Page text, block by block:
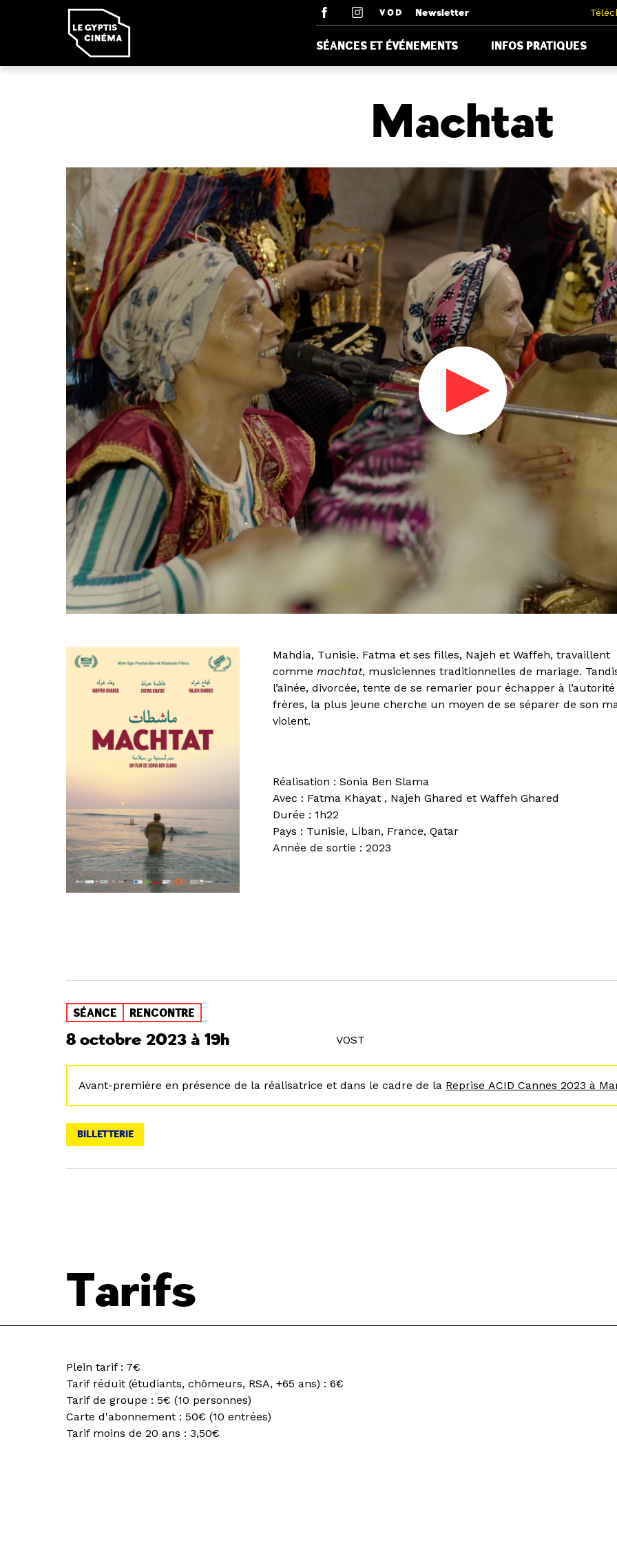
Newsletter
SÉANCES ET ÉVÉNEMENTS INFOS PRATIQUES
Machtat
Mahdia, Tunisie. Fatma et ses filles, Najeh et Waffeh, travaillent
comme machtat, musiciennes traditionnelles de mariage.
l’ainée, divorcée, tente de se remarier pour échapper à l’autorité
frères, la plus jeune cherche un moyen de se séparer de son
violent.
Réalisation : Sonia Ben Slama
Avec : Fatma Khayat , Najeh Ghared et Waffeh Ghared
Durée : 1h22
Pays : Tunisie, Liban, France, Qatar
Année de sortie : 2023
SÉANCE RENCONTRE
8 octobre 2023 à 19h VOST
Avant-première en présence de la réalisatrice et dans le cadre de la Reprise ACID Cannes 2023 à
BILLETTERIE
Tarifs
Plein tarif : 7€
Tarif réduit (étudiants, chômeurs, RSA, +65 ans) : 6€
Tarif de groupe : 5€ (10 personnes)
Carte d'abonnement : 50€ (10 entrées)
Tarif moins de 20 ans : 3,50€
Panneau de gestion des cookies